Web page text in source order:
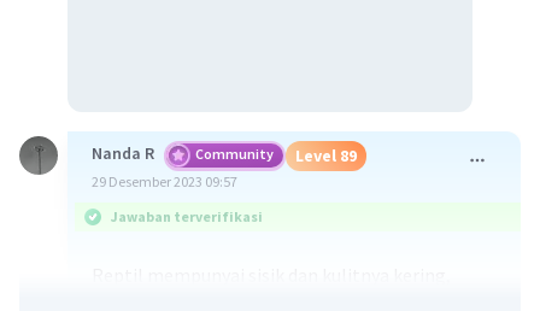
Nanda R Community Level 89
29 Desember 2023 09:57
Jawaban terverifikasi